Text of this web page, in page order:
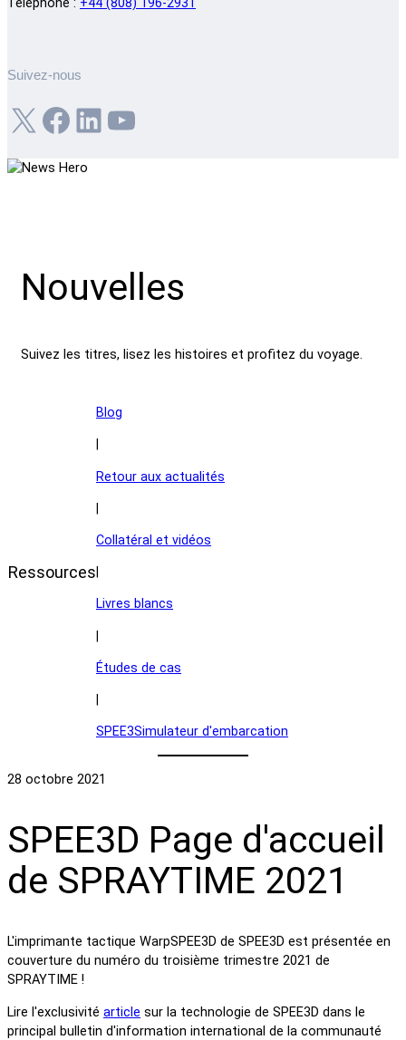
Suivez-nous
X Facebook LinkedIn YouTube
Nouvelles
Suivez les titres, lisez les histoires et profitez du voyage.
Ressources
Blog
Retour aux actualités
Collatéral et vidéos
Livres blancs
Études de cas
SPEE3Simulateur d'embarcation
28 octobre 2021
SPEE3D Page d'accueil
de SPRAYTIME 2021
L'imprimante tactique WarpSPEE3D de SPEE3D est présentée en
couverture du numéro du troisième trimestre 2021 de
SPRAYTIME !
Lire l'exclusivité article sur la technologie de SPEE3D dans le
principal bulletin d'information international de la communauté